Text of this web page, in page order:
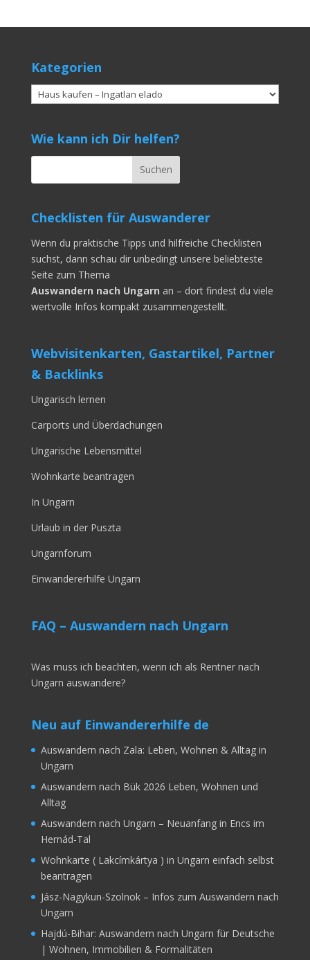
Kategorien
Kategorien
Wie kann ich Dir helfen?
Checklisten für Auswanderer
Wenn du praktische Tipps und hilfreiche Checklisten
suchst, dann schau dir unbedingt unsere beliebteste
Seite zum Thema
Auswandern nach Ungarn an – dort findest du viele
wertvolle Infos kompakt zusammengestellt.
Webvisitenkarten, Gastartikel, Partner
& Backlinks
Ungarisch lernen
Carports und Überdachungen
Ungarische Lebensmittel
Wohnkarte beantragen
In Ungarn
Urlaub in der Puszta
Ungarnforum
Einwandererhilfe Ungarn
FAQ – Auswandern nach Ungarn
Was muss ich beachten, wenn ich als Rentner nach
Ungarn auswandere?
Neu auf Einwandererhilfe de
Auswandern nach Zala: Leben, Wohnen & Alltag in
Ungarn
Auswandern nach Bük 2026 Leben, Wohnen und
Alltag
Auswandern nach Ungarn – Neuanfang in Encs im
Hernád-Tal
Wohnkarte ( Lakcímkártya ) in Ungarn einfach selbst
beantragen
Jász-Nagykun-Szolnok – Infos zum Auswandern nach
Ungarn
Hajdú-Bihar: Auswandern nach Ungarn für Deutsche
| Wohnen, Immobilien & Formalitäten